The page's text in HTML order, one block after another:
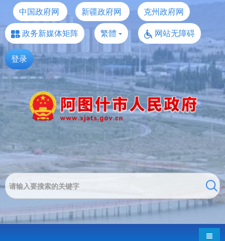
中国政府网 新疆政府网
克州政府网
政务新媒体矩阵
繁體 网站无障碍
登录
导航